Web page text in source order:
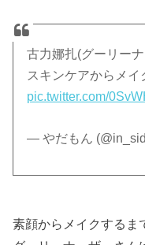
古力娜扎(グーリー
スキンケアからメイ
pic.twitter.com/
— やだもん
素顔からメイクするま